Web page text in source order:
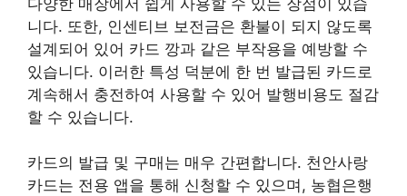
니다. 또한, 인센티브 보전금은 환불이 되지 않도록
설계되어 있어 카드 깡과 같은 부작용을 예방할 수
있습니다. 이러한 특성 덕분에 한 번 발급된 카드로
계속해서 충전하여 사용할 수 있어 발행비용도 절감
할 수 있습니다.
카드의 발급 및 구매는 매우 간편합니다. 천안사랑
카드는 전용 앱을 통해 신청할 수 있으며, 농협은행